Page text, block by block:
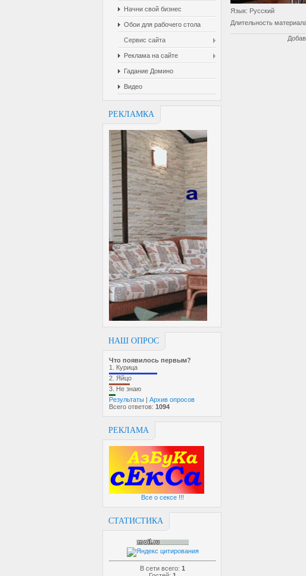
Начни свой бизнес
Обои для рабочего стола
Сервис сайта
Реклама на сайте
Гадание Домино
Видео
РЕКЛАМКА
НАШ ОПРОС
Что появилось первым?
1. Курица
2. Яйцо
3. Не знаю
Результаты | Архив опросов
Всего ответов: 1094
РЕКЛАМА
Все о сексе !!!
СТАТИСТИКА
В сети всего: 1
Язык: Русский
Длительность